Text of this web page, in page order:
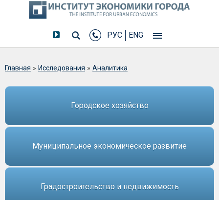
РУС ENG
Вы здесь
Главная » Исследования » Аналитика
Городское хозяйство
Муниципальное экономическое развитие
Градостроительство и недвижимость